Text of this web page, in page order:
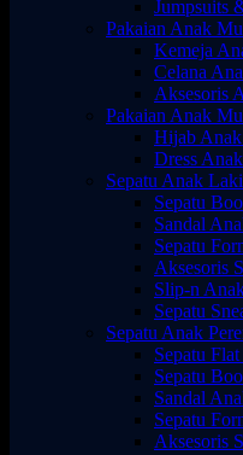
Jumpsuits
Pakaian Anak
Kemeja
Celana
Aksesoris
Pakaian Anak
Hijab Anak
Dress
Sepatu Anak
Sepatu
Sandal
Sepatu
Aksesoris
Slip-n
Sepatu
Sepatu Anak
Sepatu
Sepatu
Sandal
Sepatu
Aksesoris